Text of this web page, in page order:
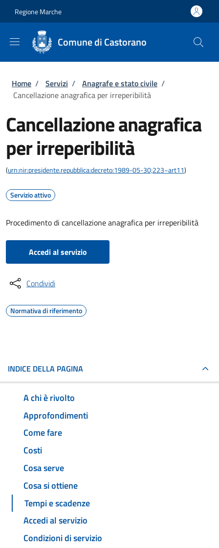
Regione Marche
Comune di Castorano
Briciole di pane
Home / Servizi / Anagrafe e stato civile /
Cancellazione anagrafica per irreperibilità
Cancellazione anagrafica
per irreperibilità
(urn:nir:presidente.repubblica:decreto:1989-05-30;223~art11)
Servizio attivo
Procedimento di cancellazione anagrafica per irreperibilità
Accedi al servizio
Condividi
Normativa di riferimento
INDICE DELLA PAGINA
A chi è rivolto
Approfondimenti
Come fare
Costi
Cosa serve
Cosa si ottiene
Tempi e scadenze
Accedi al servizio
Condizioni di servizio